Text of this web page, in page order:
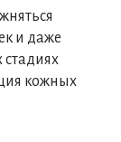
и даже
кожных